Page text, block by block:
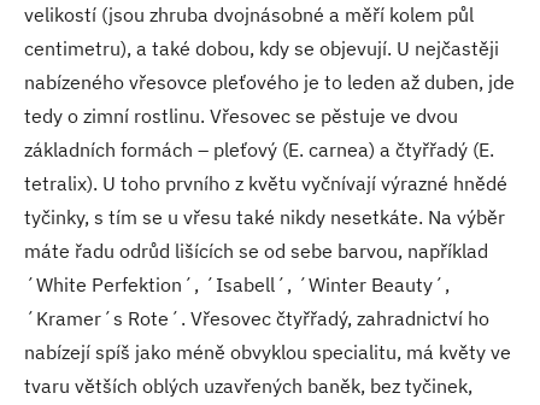
velikostí (jsou zhruba dvojnásobné a měří kolem půl
centimetru), a také dobou, kdy se objevují. U nejčastěji
nabízeného vřesovce pleťového je to leden až duben, jde
tedy o zimní rostlinu. Vřesovec se pěstuje ve dvou
základních formách – pleťový (E. carnea) a čtyřřadý (E.
tetralix). U toho prvního z květu vyčnívají výrazné hnědé
tyčinky, s tím se u vřesu také nikdy nesetkáte. Na výběr
máte řadu odrůd lišících se od sebe barvou, například
´White Perfektion´, ´Isabell´, ´Winter Beauty´,
´Kramer´s Rote´. Vřesovec čtyřřadý, zahradnictví ho
nabízejí spíš jako méně obvyklou specialitu, má květy ve
tvaru větších oblých uzavřených baněk, bez tyčinek,